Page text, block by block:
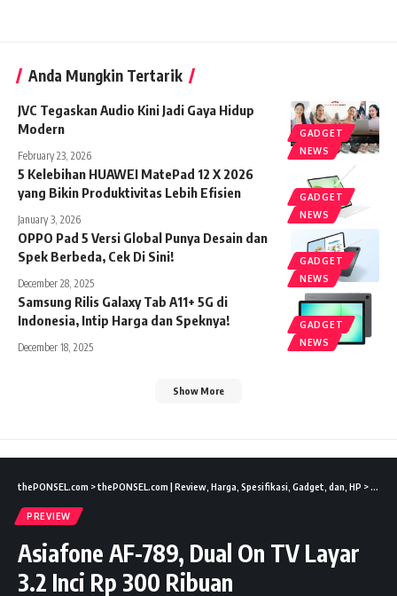
Anda Mungkin Tertarik
GADGET
NEWS
JVC Tegaskan Audio Kini Jadi Gaya Hidup
Modern
February 23, 2026
GADGET
NEWS
5 Kelebihan HUAWEI MatePad 12 X 2026
yang Bikin Produktivitas Lebih Efisien
January 3, 2026
GADGET
NEWS
OPPO Pad 5 Versi Global Punya Desain dan
Spek Berbeda, Cek Di Sini!
December 28, 2025
GADGET
NEWS
Samsung Rilis Galaxy Tab A11+ 5G di
Indonesia, Intip Harga dan Speknya!
December 18, 2025
Show More
thePONSEL.com >thePONSEL.com | Review, Harga, Spesifikasi, Gadget, dan, HP >
PREVIEW
Asiafone AF-789, Dual On TV Layar
3.2 Inci Rp 300 Ribuan